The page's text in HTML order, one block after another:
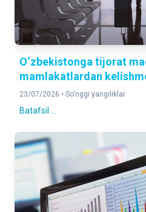
O‘zbekistonga tijorat
mamlakatlardan
23/07/2026 • So'nggi yangiliklar
Batafsil ...